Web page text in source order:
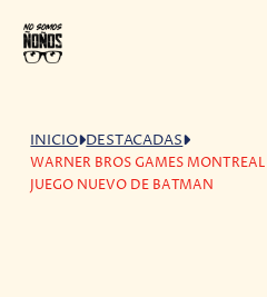
INICIO DESTACADAS
WARNER BROS GAMES
JUEGO NUEVO DE BATMAN